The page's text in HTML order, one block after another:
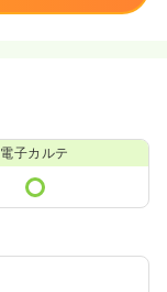
電子カルテ